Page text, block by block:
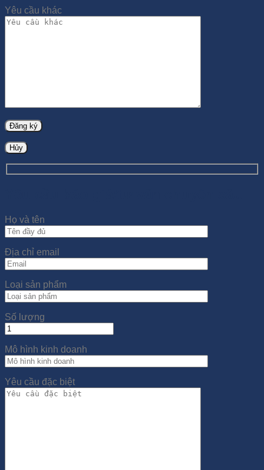
Yêu cầu khác
Hủy
Họ và tên
Địa chỉ email
Loại sản phẩm
Số lượng
Mô hình kinh doanh
Yêu cầu đặc biệt